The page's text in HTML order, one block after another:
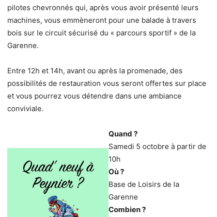
pilotes chevronnés qui, après vous avoir présenté leurs
machines, vous emmèneront pour une balade à travers
bois sur le circuit sécurisé du « parcours sportif » de la
Garenne.
Entre 12h et 14h, avant ou après la promenade, des
possibilités de restauration vous seront offertes sur place
et vous pourrez vous détendre dans une ambiance
conviviale.
Quand ?
Samedi 5 octobre à partir de
10h
Où ?
Base de Loisirs de la
Garenne
Combien ?